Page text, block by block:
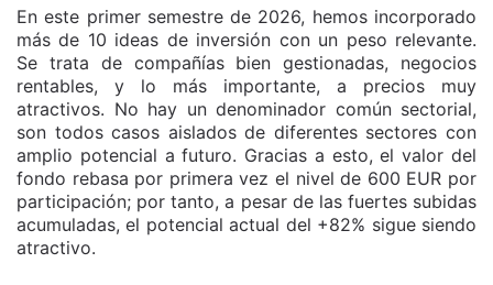
En este primer semestre de 2026, hemos incorporado
más de 10 ideas de inversión con un peso relevante.
Se trata de compañías bien gestionadas, negocios
rentables, y lo más importante, a precios muy
atractivos. No hay un denominador común sectorial,
son todos casos aislados de diferentes sectores con
amplio potencial a futuro. Gracias a esto, el valor del
fondo rebasa por primera vez el nivel de 600 EUR por
participación; por tanto, a pesar de las fuertes subidas
acumuladas, el potencial actual del +82% sigue siendo
atractivo.